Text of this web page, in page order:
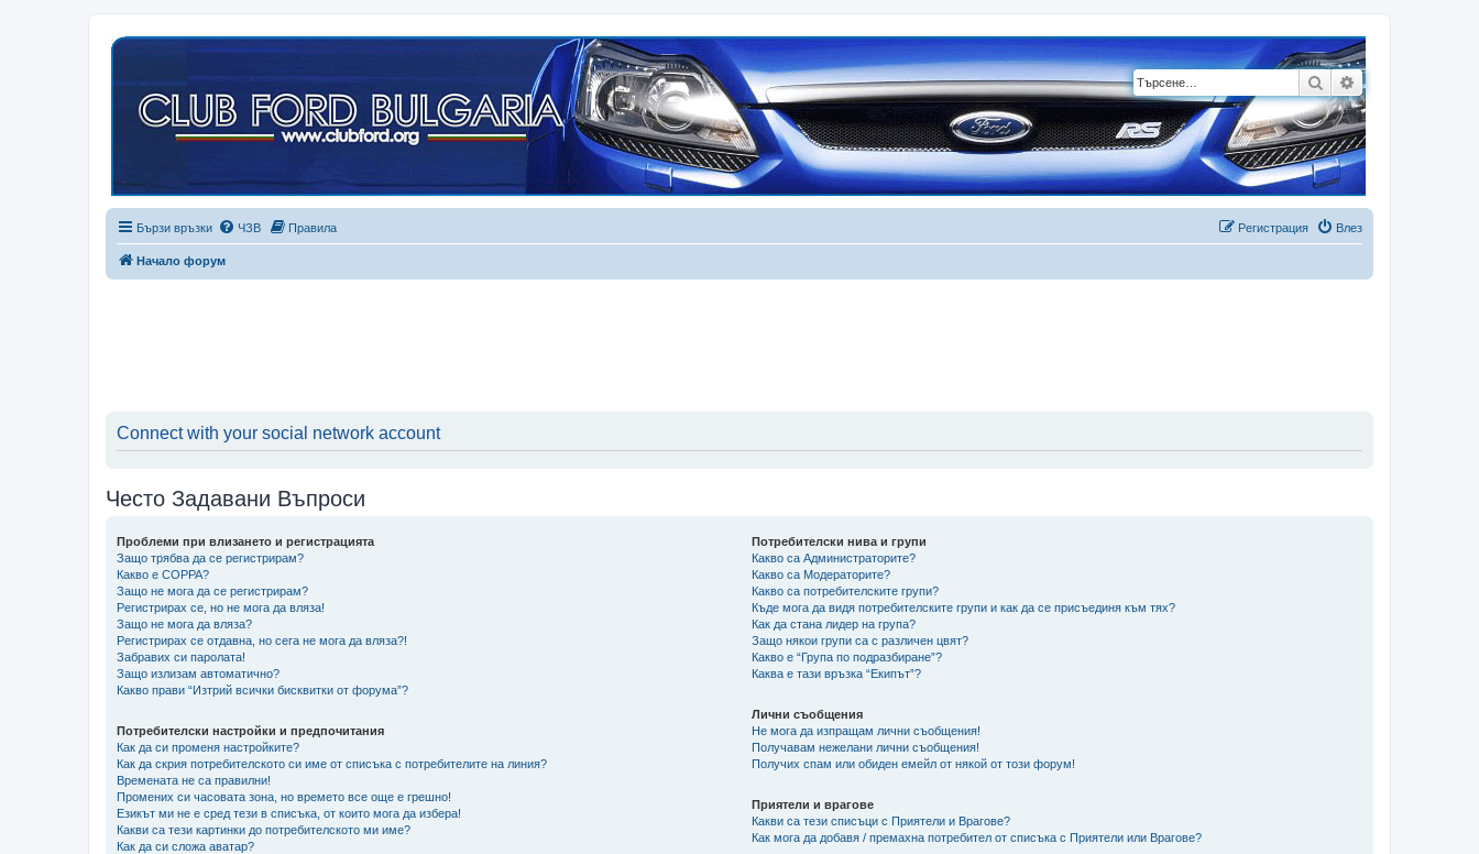
ТърсенеРазширено
Бързи връзки ЧЗВ Правила Влез
Регистрация
Начало форум
Connect with your social network account
Често Задавани Въпроси
Проблеми при влизането и регистрацията
Защо трябва да се регистрирам?
Какво е COPPA?
Защо не мога да се регистрирам?
Регистрирах се, но не мога да вляза!
Защо не мога да вляза?
Регистрирах се отдавна, но сега не мога да вляза?!
Забравих си паролата!
Защо излизам автоматично?
Какво прави “Изтрий всички бисквитки от форума”?
Потребителски настройки и предпочитания
Как да си променя настройките?
Как да скрия потребителското си име от списъка с потребителите на линия?
Времената не са правилни!
Промених си часовата зона, но времето все още е грешно!
Езикът ми не е сред тези в списъка, от които мога да избера!
Какви са тези картинки до потребителското ми име?
Как да си сложа аватар?
Потребителски нива и групи
Какво са Администраторите?
Какво са Модераторите?
Какво са потребителските групи?
Къде мога да видя потребителските групи и как да се присъединя към тях?
Как да стана лидер на група?
Защо някои групи са с различен цвят?
Какво е “Група по подразбиране”?
Каква е тази връзка “Екипът”?
Лични съобщения
Не мога да изпращам лични съобщения!
Получавам нежелани лични съобщения!
Получих спам или обиден емейл от някой от този форум!
Приятели и врагове
Какви са тези списъци с Приятели и Врагове?
Как мога да добавя / премахна потребител от списъка с Приятели или Врагове?